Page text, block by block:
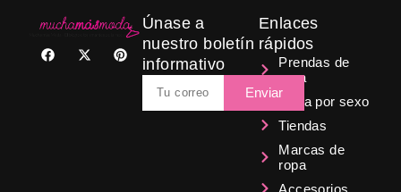
F
a
X
-
P
i
Enlaces
rápidos
Prendas de
ropa
Ropa por sexo
Tiendas
Marcas de
ropa
Accesorios
Únase a
nuestro boletín
informativo
Enviar